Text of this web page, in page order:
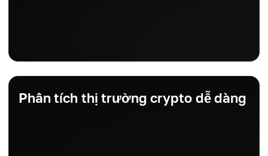
Phân tích thị trường crypto dễ dàng